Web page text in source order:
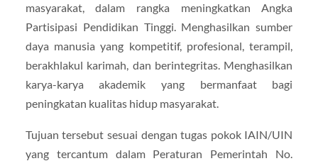
masyarakat, dalam rangka meningkatkan Angka
Partisipasi Pendidikan Tinggi. Menghasilkan sumber
daya manusia yang kompetitif, profesional, terampil,
berakhlakul karimah, dan berintegritas. Menghasilkan
karya-karya akademik yang bermanfaat bagi
peningkatan kualitas hidup masyarakat.
Tujuan tersebut sesuai dengan tugas pokok IAIN/UIN
yang tercantum dalam Peraturan Pemerintah No.